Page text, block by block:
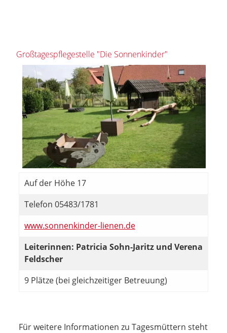
Großtagespflegestelle "Die Sonnenkinder"
Auf der Höhe 17
Telefon 05483/1781
www.sonnenkinder-lienen.de
Leiterinnen: Patricia Sohn-Jaritz und Verena
Feldscher
9 Plätze (bei gleichzeitiger Betreuung)
Für weitere Informationen zu Tagesmüttern steht